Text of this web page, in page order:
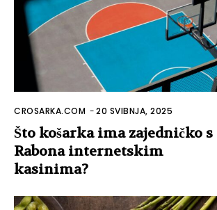
CROSARKA.COM -20 SVIBNJA, 2025
Što košarka ima zajedničko s
Rabona internetskim
kasinima?